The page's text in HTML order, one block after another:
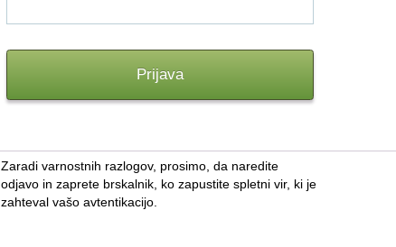
Zaradi varnostnih razlogov, prosimo, da naredite
odjavo in zaprete brskalnik, ko zapustite spletni vir, ki je
zahteval vašo avtentikacijo.